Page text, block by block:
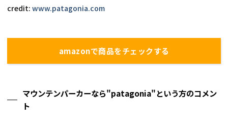
credit: www.patagonia.com
amazonで商品をチェックする
マウンテンパーカーなら"patagonia"という方のコメン
ト